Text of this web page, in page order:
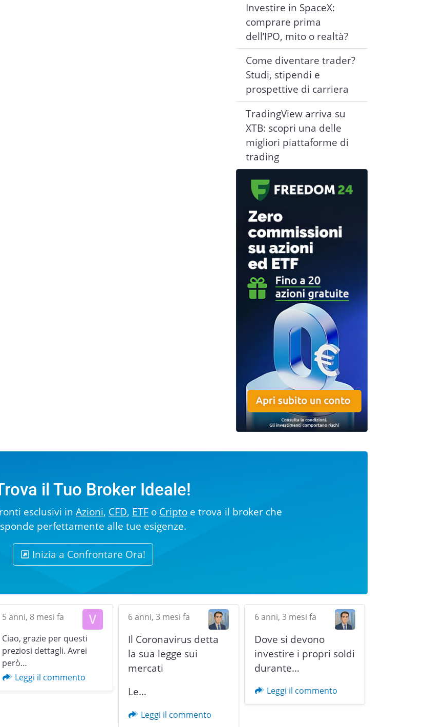
Investire in SpaceX:
comprare prima
dell’IPO, mito o realtà?
Come diventare trader?
Studi, stipendi e
prospettive di carriera
TradingView arriva su
XTB: scopri una delle
migliori piattaforme di
trading
il Tuo Broker Ideale!
esclusivi in Azioni, CFD, ETFo Criptoe trova il broker che
perfettamente alle tue esigenze.
Inizia a Confrontare Ora!
5 anni, 8 mesi fa
Ciao, grazie per questi
preziosi dettagli. Avrei
però…
Leggi il commento
6 anni, 3 mesi fa
Il Coronavirus detta
la sua legge sui
mercati
Le…
Leggi il commento
6 anni, 3 mesi fa
Dove si devono
investire i propri soldi
durante…
Leggi il commento
Previous